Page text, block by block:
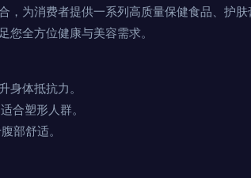
，为消费者提供一系列高质量保健食品、护
全方位健康与美容需求。
身体抵抗力。
合塑形人群。
部舒适。